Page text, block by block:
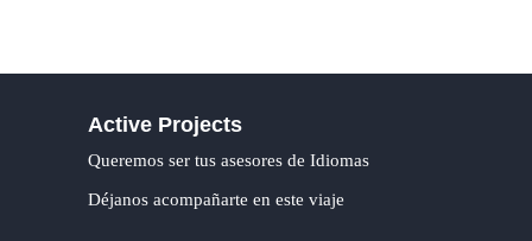
Active Projects
Queremos ser tus asesores de Idiomas
Déjanos acompañarte en este viaje